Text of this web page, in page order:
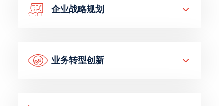
企业战略规划
业务转型创新